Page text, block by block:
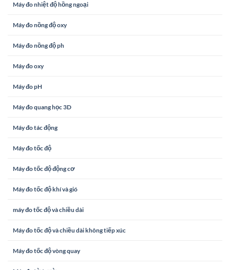
Máy đo nhiệt độ hồng ngoại
Máy đo nồng độ oxy
Máy đo nồng độ ph
Máy đo oxy
Máy đo pH
Máy đo quang học 3D
Máy đo tác động
Máy đo tốc độ
Máy đo tốc độ động cơ
Máy đo tốc độ khí và gió
máy đo tốc độ và chiều dài
Máy đo tốc độ và chiều dài không tiếp xúc
Máy đo tốc độ vòng quay